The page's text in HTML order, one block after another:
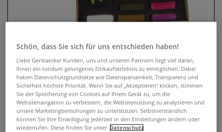
SENNELIER PASTELS À L'ÉCU
Künstlerpastelle, themenbasierte
30er-Sets
Schön, dass Sie sich für uns entschieden haben!
Liebe Gerstaecker Kunden, uns und unseren Partnern liegt viel daran,
Ihnen ein rundum gelungenes Einkaufserlebnis zu ermöglichen. Dabei
haben Datenschutzgrundsätze wie Datensparsamkeit, Transparenz und
Sicherheit höchste Priorität. Wenn Sie auf „Akzeptieren“ klicken, stimmen
Sie der Speicherung von Cookies auf Ihrem Gerät zu, um die
Websitenavigation zu verbessern, die Websitenutzung zu analysieren und
unsere Marketingbemühungen zu unterstützen. Selbstverständlich
können Sie Ihre Einwilligung jederzeit in den Einstellungen ändern oder
wiederrufen. Diese finden Sie unter Datenschutz